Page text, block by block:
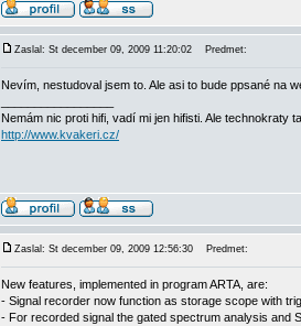
Zaslal: St december 09, 2009 11:20:02 Predmet:
Nevím, nestudoval jsem to. Ale asi to bude ppsané na
Nemám nic proti hifi, vadí mi jen hifisti. Ale technokraty
http://www.kvakeri.cz/
Zaslal: St december 09, 2009 12:56:30 Predmet:
New features, implemented in program ARTA, are:
- Signal recorder now function as storage scope with
- For recorded signal the gated spectrum analysis and